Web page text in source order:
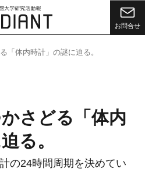
お問合せ
「体内時計」の謎に迫る。
さどる「体内
る。
の24時間周期を決めてい